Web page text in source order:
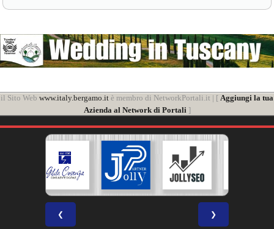
il Sito Web www.italy.bergamo.it è membro di NetworkPortali.it | [ Aggiungi la tua
Azienda al Network di Portali]
❮ ❯